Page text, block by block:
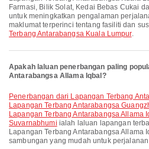
Farmasi, Bilik Solat, Kedai Bebas Cukai
untuk meningkatkan pengalaman
maklumat terperinci tentang fasiliti dan
Terbang Antarabangsa Kuala Lumpur.
Apakah laluan penerbangan paling
Antarabangsa Allama Iqbal?
penerbangan dari Lapangan Terbang Antarabangsa Allama Iqbal ke
Lapangan Terbang Antarabangsa
Lapangan Terbang Antarabangsa Allama
Suvarnabhumi ialah laluan lapangan
Lapangan Terbang Antarabangsa Allama
sambungan yang mudah untuk